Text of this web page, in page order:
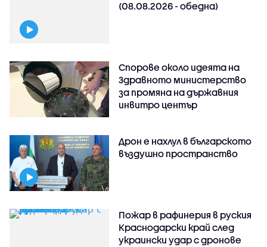
(08.08.2026 - обедна)
Спорове около идеята на
Здравното министерство
за промяна на държавния
инвитро център
Дрон е нахлул в българското
въздушно пространство
Пожар в рафинерия в руския
Краснодарски край след
украински удар с дронове